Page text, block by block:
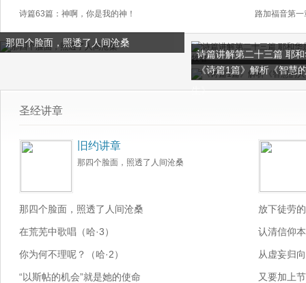
诗篇63篇：神啊，你是我的神！
路加福音第一
那四个脸面，照透了人间沧桑
诗篇讲解第二十三篇 耶和
我的牧者
《诗篇1篇》解析《智慧
生》
圣经讲章
旧约讲章
那四个脸面，照透了人间沧桑
那四个脸面，照透了人间沧桑
在荒芜中歌唱（哈·3）
你为何不理呢？（哈·2）
“以斯帖的机会”就是她的使命
放下徒劳
认清信仰
从虚妄归
又要加上